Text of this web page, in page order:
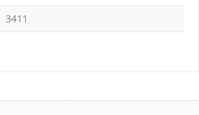
3411